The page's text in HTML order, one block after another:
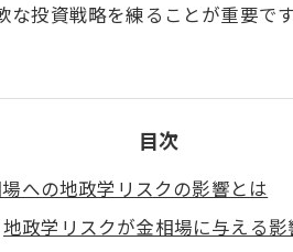
投資戦略を練ることが重要で
目次
への地政学リスクの影響とは
地政学リスクが金相場に与える影